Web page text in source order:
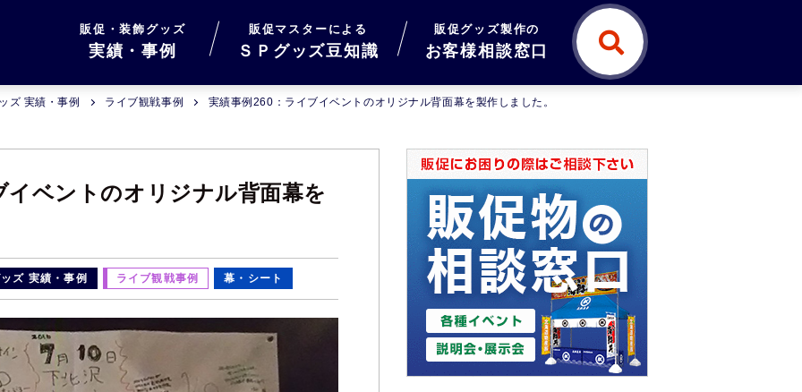
販促・装飾グッズ
実績・事例
販促マスターによる
ＳＰグッズ豆知識
販促グッズ製作の
お客様相談窓口
ズ 実績・事例 ライブ観戦事例 実績事例260：ライブイベントのオリジナル背面幕を製作しました。
イベントのオリジナル背面幕を
ズ 実績・事例 ライブ観戦事例 幕・シート